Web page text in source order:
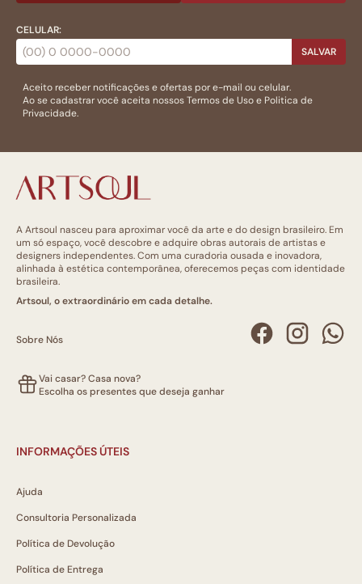
CELULAR:
SALVAR
Aceito receber notificações e ofertas por e-mail ou celular.
Ao se cadastrar você aceita nossosTermos de Usoe Politica de
Privacidade.
A Artsoul nasceu para aproximar você da arte e do design brasileiro. Em
um só espaço, você descobre e adquire obras autorais de artistas e
designers independentes. Com uma curadoria ousada e inovadora,
alinhada à estética contemporânea, oferecemos peças com identidade
brasileira.
Artsoul, o extraordinário em cada detalhe.
Sobre Nós
Vai casar? Casa nova?
Escolha os presentes que deseja ganhar
INFORMAÇÕES ÚTEIS
Ajuda
Consultoria Personalizada
Política de Devolução
Política de Entrega